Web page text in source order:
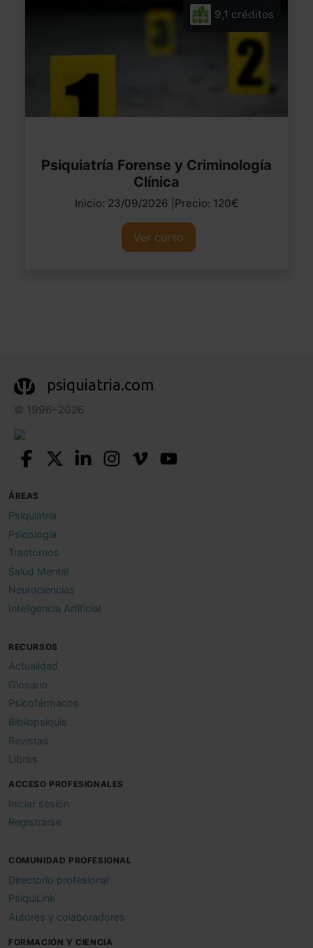
9,1 créditos
Psiquiatría Forense y Criminología
Clínica
Inicio: 23/09/2026 |Precio: 120€
Ver curso
psiquiatria.com
© 1996–2026
ÁREAS
Psiquiatría
Psicología
Trastornos
Salud Mental
Neurociencias
Inteligencia Artificial
RECURSOS
Actualidad
Glosario
Psicofármacos
Bibliopsiquis
Revistas
Libros
ACCESO PROFESIONALES
Iniciar sesión
Registrarse
COMUNIDAD PROFESIONAL
Directorio profesional
PsiquiLink
Autores y colaboradores
FORMACIÓN Y CIENCIA